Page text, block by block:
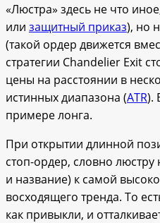
«Люстра» здесь не что
или защитный приказ), но
(такой ордер движется
стратегии Chandelier Exit
цены на расстоянии в
истинных диапазона (ATR).
примере лонга.
При открытии длинной
стоп-ордер, словно люстру
и название) к самой
восходящего тренда. То
как привыкли, и